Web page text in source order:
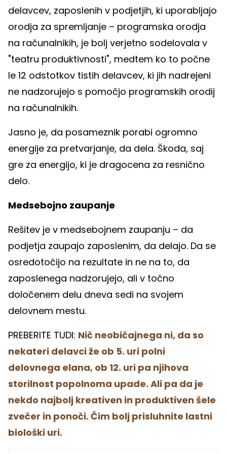
delavcev, zaposlenih v podjetjih, ki uporabljajo
orodja za spremljanje – programska orodja
na računalnikih, je bolj verjetno sodelovala v
"teatru produktivnosti", medtem ko to počne
le 12 odstotkov tistih delavcev, ki jih nadrejeni
ne nadzorujejo s pomočjo programskih orodij
na računalnikih.
Jasno je, da posameznik porabi ogromno
energije za pretvarjanje, da dela. Škoda, saj
gre za energijo, ki je dragocena za resnično
delo.
Medsebojno zaupanje
Rešitev je v medsebojnem zaupanju – da
podjetja zaupajo zaposlenim, da delajo. Da se
osredotočijo na rezultate in ne na to, da
zaposlenega nadzorujejo, ali v točno
določenem delu dneva sedi na svojem
delovnem mestu.
PREBERITE TUDI: Nič neobičajnega ni, da so
nekateri delavci že ob 5. uri polni
delovnega elana, ob 12. uri pa njihova
storilnost popolnoma upade. Ali pa da je
nekdo najbolj kreativen in produktiven šele
zvečer in ponoči. Čim bolj prisluhnite lastni
biološki uri.